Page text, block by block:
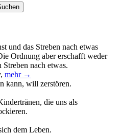
und das Streben nach etwas
Ordnung aber erschafft weder
nach etwas.
, mehr →
kann, will zerstören.
die uns als
dem Leben.